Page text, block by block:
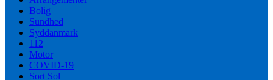
Bolig
Sundhed
Syddanmark
112
Motor
COVID-19
Sort Sol